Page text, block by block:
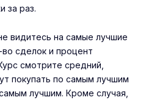
за раз.
видитесь на самые лучшие
сделок и процент
смотрите средний,
покупать по самым лучшим
лучшим. Кроме случая,